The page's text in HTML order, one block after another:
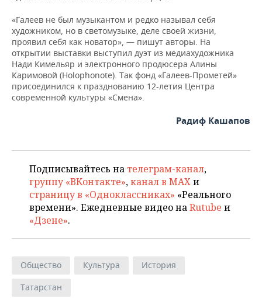
«Галеев не был музыкантом и редко называл себя
художником, но в светомузыке, деле своей жизни,
проявил себя как новатор», — пишут авторы. На
открытии выставки выступил дуэт из медиахудожника
Нади Кимельяр и электронного продюсера Алины
Каримовой (Holophonote). Так фонд «Галеев-Прометей»
присоединился к празднованию 12-летия Центра
современной культуры «Смена».
Радиф Кашапов
Подписывайтесь на телеграм-канал,
группу «ВКонтакте»,канал в MAXи
страницу в «Одноклассниках» «Реального
времени». Ежедневные видео наRutube и
«Дзене».
Общество Культура
История
Татарстан